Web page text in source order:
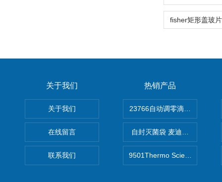
关于我们
关于我们
在线留言
联系我们
热销产品
自封灭菌袋 麦迪康Medicom
9501Thermo Scientific S1移